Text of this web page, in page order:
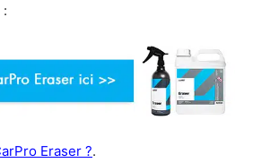
Eraser ?.